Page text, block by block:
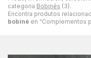
categoria Bobinés (3).
Encontra produtos
bobiné en "Complementos